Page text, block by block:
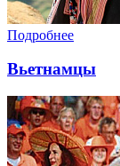
Подробнее
Вьетнамцы